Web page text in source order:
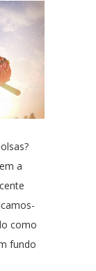
a
como
fundo